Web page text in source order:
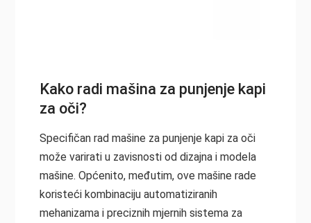
Kako radi mašina za punjenje kapi
za oči?
Specifičan rad mašine za punjenje kapi za oči
može varirati u zavisnosti od dizajna i modela
mašine. Općenito, međutim, ove mašine rade
koristeći kombinaciju automatiziranih
mehanizama i preciznih mjernih sistema za